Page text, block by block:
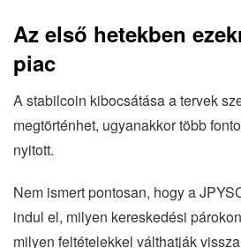
Az első hetekben
piac
A stabilcoin kibocsátása a tervek
megtörténhet, ugyanakkor több
nyitott.
Nem ismert pontosan, hogy a
indul el, milyen kereskedési
milyen feltételekkel válthatják